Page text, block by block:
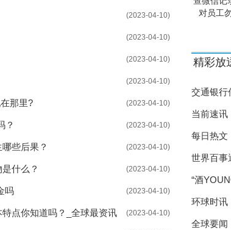
(2023-04-10)
(2023-04-10)
(2023-04-10)
(2023-04-10)
(2023-04-10)
那里?
(2023-04-10)
？
(2023-04-10)
些后果？
(2023-04-10)
什么？
(2023-04-10)
吗
(2023-04-10)
点你知道吗？_全球最资讯
对员工
精彩放
交通银行
当前速讯
每日热文
世界百事
“酒
环球时讯
全球要闻